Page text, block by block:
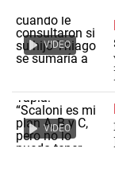
VIDEO
VIDEO